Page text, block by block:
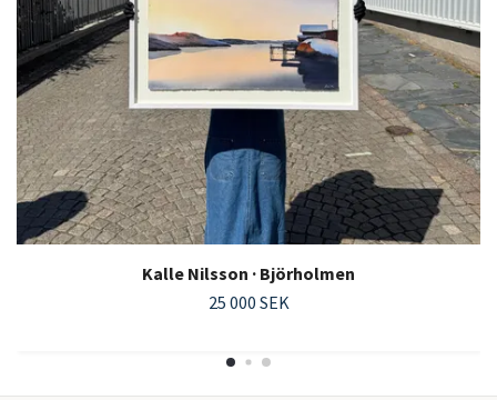
Kalle Nilsson · Björholmen
25 000 SEK